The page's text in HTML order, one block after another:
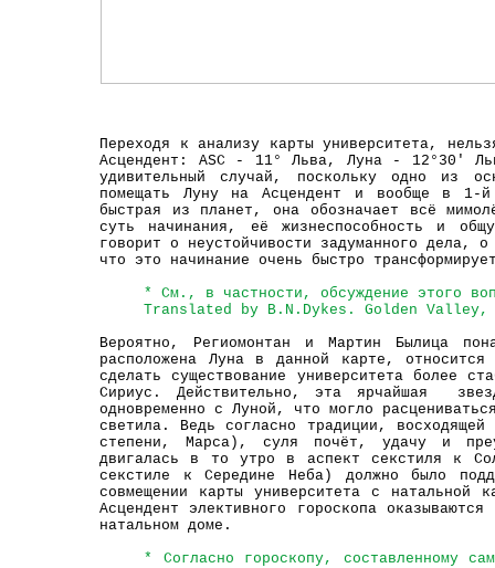
Переходя к анализу карты университета,
Асцендент: ASC - 11° Льва, Луна - 12°30'
удивительный случай, поскольку одно из
помещать Луну на Асцендент и вообще в 1-
быстрая из планет, она обозначает всё
суть начинания, её жизнеспособность и
говорит о неустойчивости задуманного
что это начинание очень быстро
* См., в частности, обсуждение этого
Translated by B.N.Dykes. Golden
Вероятно, Региомонтан и Мартин Былица
расположена Луна в данной карте,
сделать существование университета более
Сириус. Действительно, эта ярчайшая
одновременно с Луной, что могло
светила. Ведь согласно традиции,
степени, Марса), суля почёт, удачу и
двигалась в то утро в аспект секстиля к
секстиле к Середине Неба) должно было
совмещении карты университета с натальной
Асцендент элективного гороскопа
натальном доме.
* Согласно гороскопу, составленному